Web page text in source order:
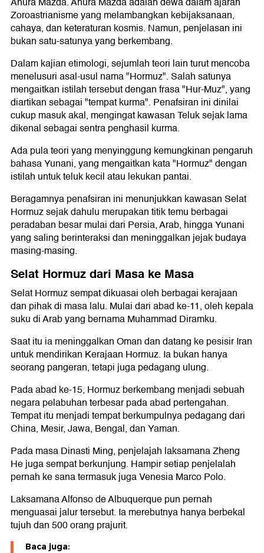
Zoroastrianisme yang melambangkan kebijaksanaan,
cahaya, dan keteraturan kosmis. Namun, penjelasan ini
bukan satu-satunya yang berkembang.
Dalam kajian etimologi, sejumlah teori lain turut mencoba
menelusuri asal-usul nama "Hormuz". Salah satunya
mengaitkan istilah tersebut dengan frasa "Hur-Muz", yang
diartikan sebagai "tempat kurma". Penafsiran ini dinilai
cukup masuk akal, mengingat kawasan Teluk sejak lama
dikenal sebagai sentra penghasil kurma.
Ada pula teori yang menyinggung kemungkinan pengaruh
bahasa Yunani, yang mengaitkan kata "Hormuz" dengan
istilah untuk teluk kecil atau lekukan pantai.
Beragamnya penafsiran ini menunjukkan kawasan Selat
Hormuz sejak dahulu merupakan titik temu berbagai
peradaban besar mulai dari Persia, Arab, hingga Yunani
yang saling berinteraksi dan meninggalkan jejak budaya
masing-masing.
Selat Hormuz dari Masa ke Masa
Selat Hormuz sempat dikuasai oleh berbagai kerajaan
dan pihak di masa lalu. Mulai dari abad ke-11, oleh kepala
suku di Arab yang bernama Muhammad Diramku.
Saat itu ia meninggalkan Oman dan datang ke pesisir Iran
untuk mendirikan Kerajaan Hormuz. Ia bukan hanya
seorang pangeran, tetapi juga pedagang ulung.
Pada abad ke-15, Hormuz berkembang menjadi sebuah
negara pelabuhan terbesar pada abad pertengahan.
Tempat itu menjadi tempat berkumpulnya pedagang dari
China, Mesir, Jawa, Bengal, dan Yaman.
Pada masa Dinasti Ming, penjelajah laksamana Zheng
He juga sempat berkunjung. Hampir setiap penjelalah
pernah ke sana termasuk juga Venesia Marco Polo.
Laksamana Alfonso de Albuquerque pun pernah
menguasai jalur tersebut. Ia merebutnya hanya berbekal
tujuh dan 500 orang prajurit.
Baca juga: